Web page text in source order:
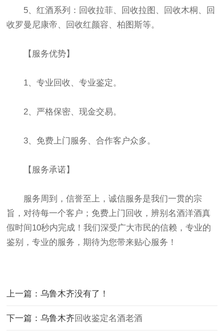
5、红酒系列：回收拉菲、回收拉图、回收木桐、回
收罗曼尼康帝、回收红颜容、柏图斯等。
【服务优势】
1、专业回收、专业鉴定。
2、严格保密、现金交易。
3、免费上门服务、合作客户众多。
【服务承诺】
服务周到，信誉至上，诚信服务是我们一贯的宗
旨，对待每一个客户；免费上门回收，辨别名酒洋酒真
假时间10秒内完成！我们深受广大市民的信赖，专业的
鉴别，专业的服务，期待为您带来贴心服务！
上一篇：乌鲁木齐没有了！
下一篇：乌鲁木齐回收鉴定名酒老酒